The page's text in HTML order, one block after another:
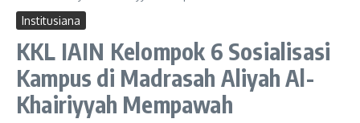
Institusiana
KKL IAIN Kelompok 6 Sosialisasi
Kampus di Madrasah Aliyah Al-
Khairiyyah Mempawah